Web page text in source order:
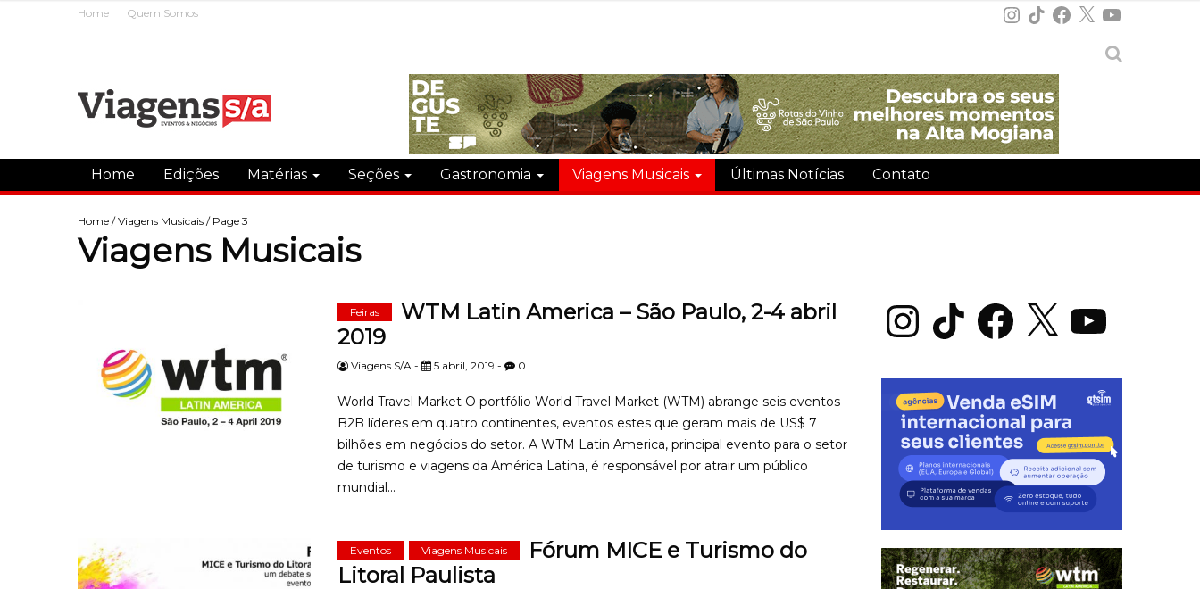
Home Quem Somos Instagram
TikTokFacebook
X YouTube
Home Edições Matérias Seções Gastronomia Viagens Musicais Últimas Notícias Contato
Home /Viagens Musicais / Page 3
Viagens Musicais
Feiras
WTM Latin America – São Paulo, 2-4 abril
2019
Viagens S/A - 5 abril, 2019 - 0
World Travel Market O portfólio World Travel Market (WTM) abrange seis eventos
B2B líderes em quatro continentes, eventos estes que geram mais de US$ 7
bilhões em negócios do setor. A WTM Latin America, principal evento para o setor
de turismo e viagens da América Latina, é responsável por atrair um público
mundial...
Eventos Viagens Musicais
Fórum MICE e Turismo do
Litoral Paulista
InstagramTikTok Facebook
X YouTube